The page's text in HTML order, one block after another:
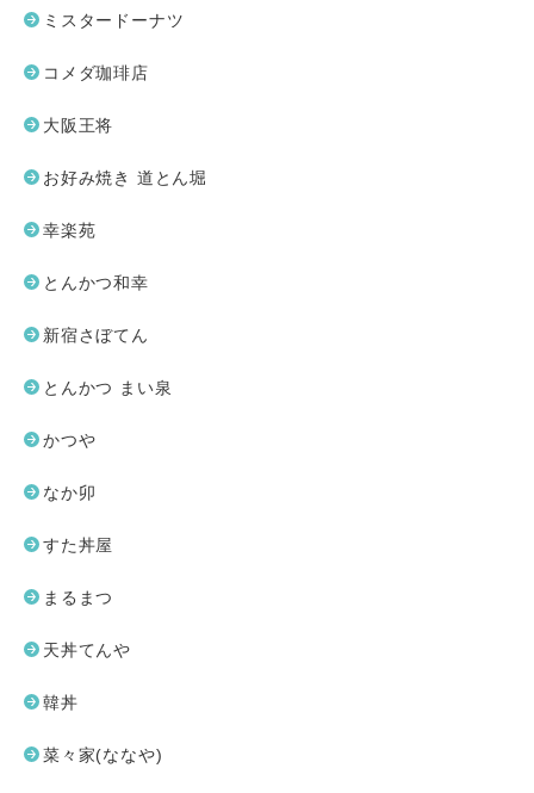
ミスタードーナツ
コメダ珈琲店
大阪王将
お好み焼き 道とん堀
幸楽苑
とんかつ和幸
新宿さぼてん
とんかつ まい泉
かつや
なか卯
すた丼屋
まるまつ
天丼てんや
韓丼
菜々家(ななや)